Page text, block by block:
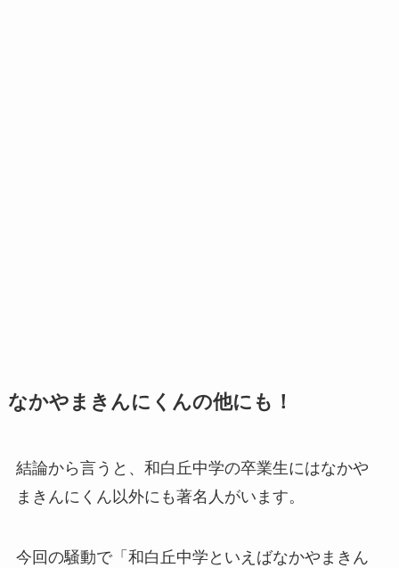
なかやまきんにくんの他にも！
結論から言うと、和白丘中学の卒業生にはなかや
まきんにくん以外にも著名人がいます。
今回の騒動で「和白丘中学といえばなかやまきん